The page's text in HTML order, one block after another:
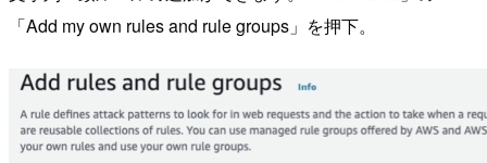
「Add my own rules and rule groups」を押下。